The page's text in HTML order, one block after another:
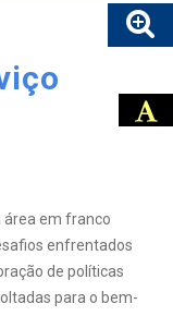
área em franco
enfrentados
de políticas
para o bem-